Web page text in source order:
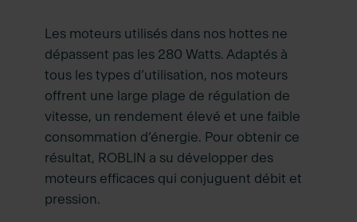
Les moteurs utilisés dans nos hottes ne
dépassent pas les 280 Watts. Adaptés à
tous les types d’utilisation, nos moteurs
offrent une large plage de régulation de
vitesse, un rendement élevé et une faible
consommation d’énergie. Pour obtenir ce
résultat, ROBLIN a su développer des
moteurs efficaces qui conjuguent débit et
pression.